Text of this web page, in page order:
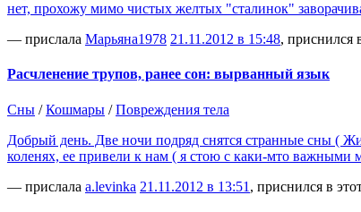
нет, прохожу мимо чистых желтых "сталинок"
— прислала Марьяна1978 21.11.2012 в 15:48, приснился
Расчленение трупов, ранее сон: вырванный язык
Сны /Кошмары /Повреждения тела
Добрый день. Две ночи подряд снятся странные сны (
коленях, ее привели к нам ( я стою с каки-мто важными
— прислала a.levinka 21.11.2012 в 13:51 , приснился в